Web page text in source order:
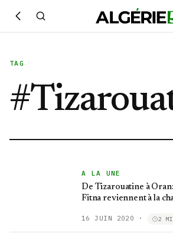
TAG
#
A LA UNE
De Tizarouatine à
Fitna reviennent à la
16 JUIN 2020 · 2